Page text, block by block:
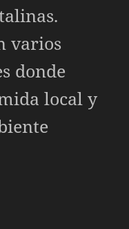
varios
donde
local y